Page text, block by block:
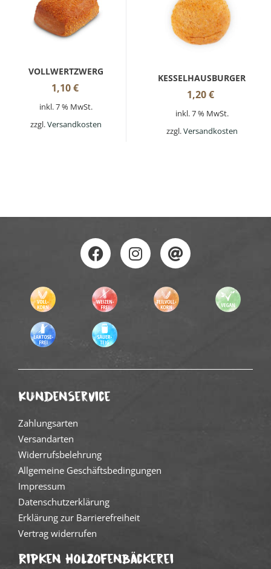
VOLLWERTZWERG
1,10€
inkl. 7 % MwSt.
zzgl.Versandkosten
KESSELHAUSBURGER
1,20€
inkl. 7 % MwSt.
zzgl.Versandkosten
Kundenservice
Zahlungsarten
Versandarten
Widerrufsbelehrung
Allgemeine Geschäftsbedingungen
Impressum
Datenschutzerklärung
Erklärung zur Barrierefreiheit
Vertrag widerrufen
Ripken Holzofenbäckerei